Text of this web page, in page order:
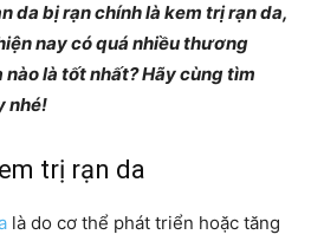
da bị rạn chính là kem trị rạn da,
nay có quá nhiều thương
là tốt nhất? Hãy cùng tìm
nhé!
trị rạn da
là do cơ thể phát triển hoặc tăng